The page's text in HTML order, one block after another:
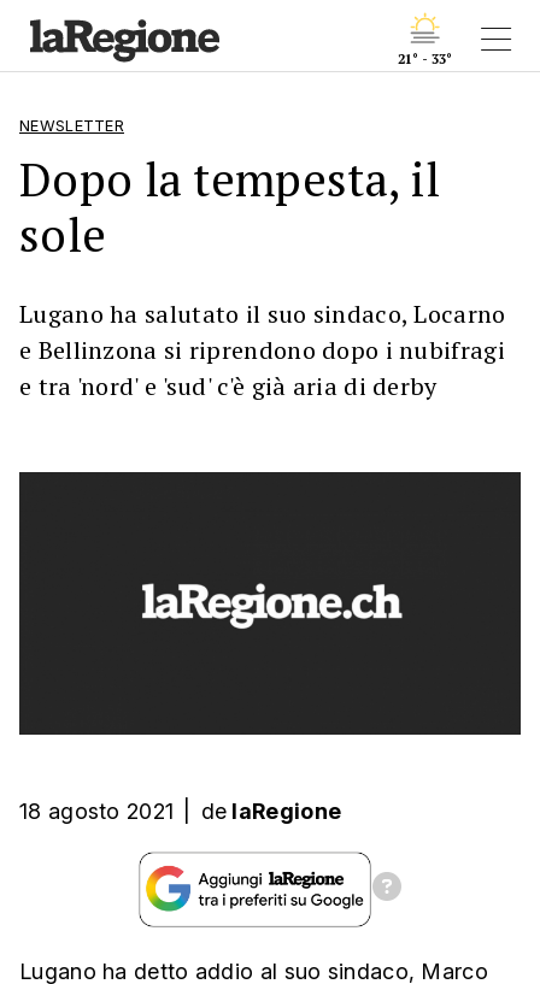
21° - 33°
NEWSLETTER
Dopo la tempesta, il
sole
Lugano ha salutato il suo sindaco, Locarno
e Bellinzona si riprendono dopo i nubifragi
e tra 'nord' e 'sud' c'è già aria di derby
18 agosto 2021 de laRegione
Lugano ha detto addio al suo sindaco, Marco